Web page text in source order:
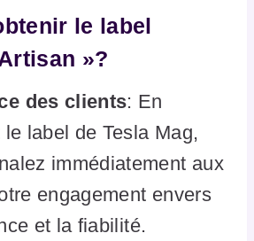
le label
»?
des clients: En
label de Tesla Mag,
immédiatement aux
engagement envers
et la fiabilité.